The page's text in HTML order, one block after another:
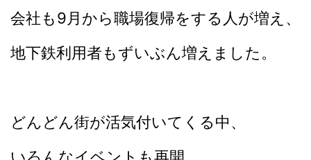
会社も9月から職場復帰をする人が増え、
地下鉄利用者もずいぶん増えました。
どんどん街が活気付いてくる中、